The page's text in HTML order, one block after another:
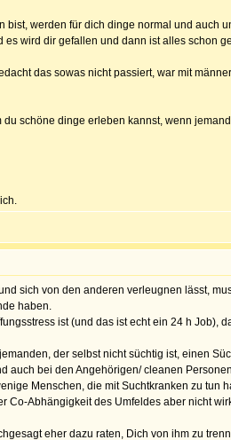
bist, werden für dich dinge normal und auch
es wird dir gefallen und dann ist alles schon
das sowas nicht passiert, war mit
schöne dinge erleben kannst, wenn
sich von den anderen verleugnen lässt,
haben.
ist (und das ist echt ein 24 h
der selbst nicht süchtig ist, einen
auch bei den Angehörigen/ cleanen
Menschen, die mit Suchtkranken zu tun
Co-Abhängigkeit des Umfeldes aber nicht
eher dazu raten, Dich von ihm zu